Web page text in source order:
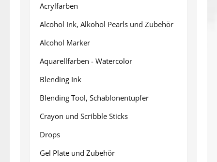
Acrylfarben
Alcohol Ink, Alkohol Pearls und Zubehör
Alcohol Marker
Aquarellfarben - Watercolor
Blending Ink
Blending Tool, Schablonentupfer
Crayon und Scribble Sticks
Drops
Gel Plate und Zubehör